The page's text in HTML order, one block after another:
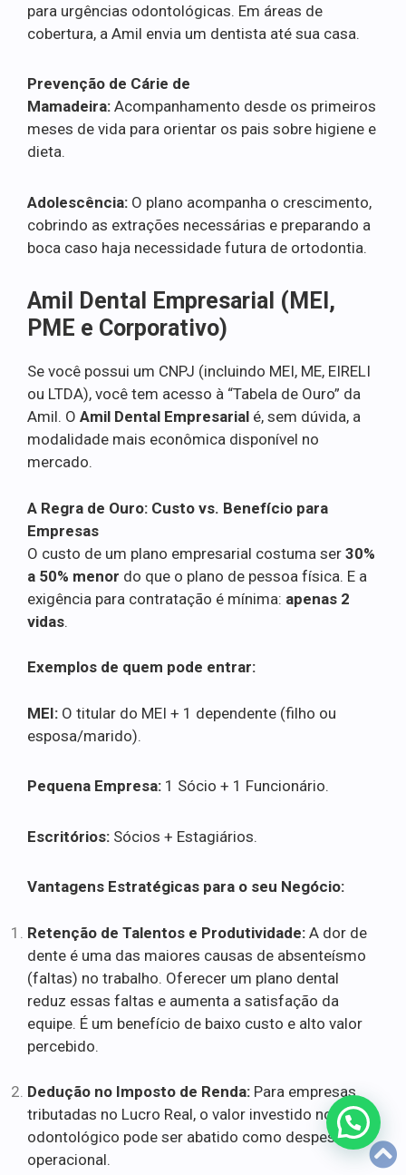
para urgências odontológicas. Em áreas de
cobertura, a Amil envia um dentista até sua casa.
Prevenção de Cárie de
Mamadeira: Acompanhamento desde os primeiros
meses de vida para orientar os pais sobre higiene e
dieta.
Adolescência: O plano acompanha o crescimento,
cobrindo as extrações necessárias e preparando a
boca caso haja necessidade futura de ortodontia.
Amil Dental Empresarial (MEI,
PME e Corporativo)
Se você possui um CNPJ (incluindo MEI, ME, EIRELI
ou LTDA), você tem acesso à “Tabela de Ouro” da
Amil. O Amil Dental Empresarial é, sem dúvida, a
modalidade mais econômica disponível no
mercado.
A Regra de Ouro: Custo vs. Benefício para
Empresas
O custo de um plano empresarial costuma ser 30%
a 50% menor do que o plano de pessoa física. E a
exigência para contratação é mínima: apenas 2
vidas.
Exemplos de quem pode entrar:
MEI: O titular do MEI + 1 dependente (filho ou
esposa/marido).
Pequena Empresa: 1 Sócio + 1 Funcionário.
Escritórios: Sócios + Estagiários.
Vantagens Estratégicas para o seu Negócio:
Retenção de Talentos e Produtividade: A dor de
dente é uma das maiores causas de absenteísmo
(faltas) no trabalho. Oferecer um plano dental
reduz essas faltas e aumenta a satisfação da
equipe. É um benefício de baixo custo e alto valor
percebido.
Dedução no Imposto de Renda: Para empresas
tributadas no Lucro Real, o valor investido no plano
odontológico pode ser abatido como despesa
operacional.